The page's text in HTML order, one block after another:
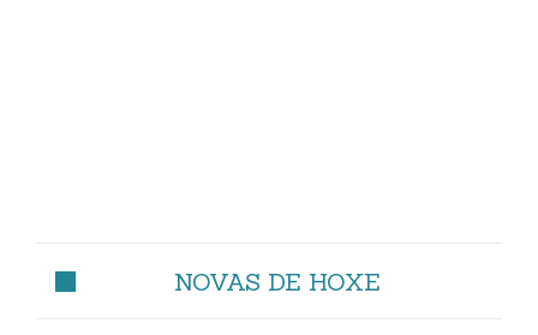
NOVAS DE HOXE